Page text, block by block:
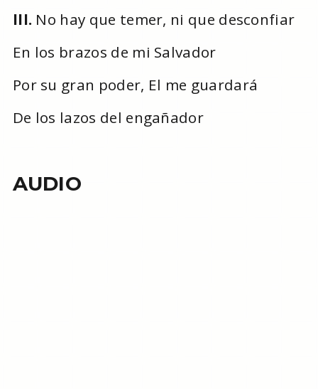
III. No hay que temer, ni que desconfiar
En los brazos de mi Salvador
Por su gran poder, El me guardará
De los lazos del engañador
AUDIO